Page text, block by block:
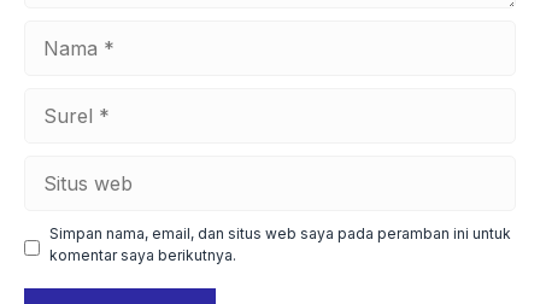
web
Simpan nama, email, dan situs web saya pada peramban ini untuk
komentar saya berikutnya.